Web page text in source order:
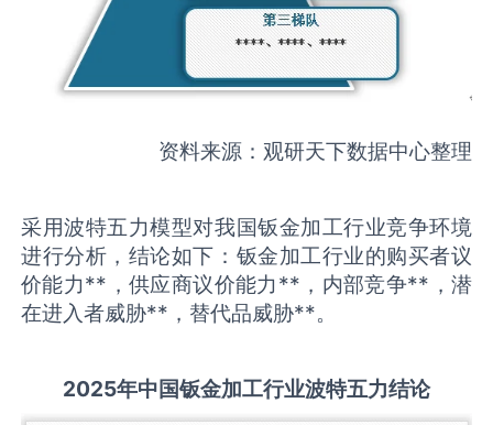
资料来源：观研天下数据中心整理
采用波特五力模型对我国钣金加工行业竞争环境
进行分析，结论如下：钣金加工行业的购买者议
价能力**，供应商议价能力**，内部竞争**，潜
在进入者威胁**，替代品威胁**。
2025年中国钣金加工行业波特五力结论